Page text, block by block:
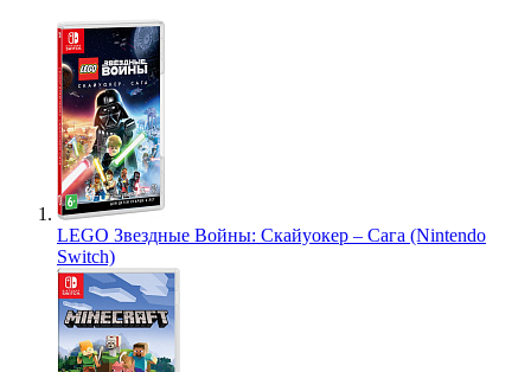
LEGO Звездные Войны: Скайуокер – Сага (Nintendo
Switch)